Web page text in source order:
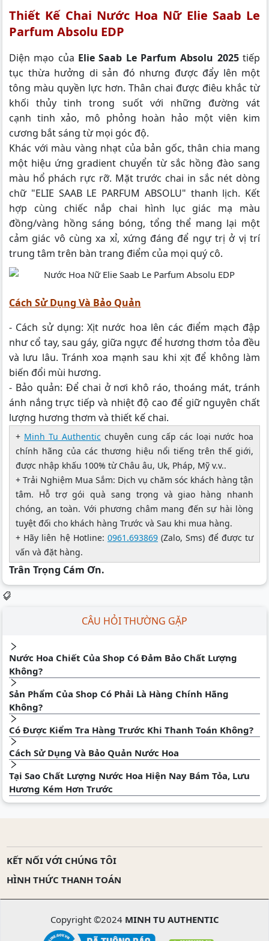
Thiết Kế Chai Nước Hoa Nữ Elie Saab Le
Parfum Absolu EDP
Diện mạo của Elie Saab Le Parfum Absolu 2025tiếp
tục thừa hưởng di sản đó nhưng được đẩy lên một
tông màu quyền lực hơn. Thân chai được điêu khắc từ
khối thủy tinh trong suốt với những đường vát
cạnh tinh xảo, mô phỏng hoàn hảo một viên kim
cương bắt sáng từ mọi góc độ.
Khác với màu vàng nhạt của bản gốc, thân chia mang
một hiệu ứng gradient chuyển từ sắc hồng đào sang
màu hổ phách rực rỡ. Mặt trước chai in sắc nét dòng
chữ "ELIE SAAB LE PARFUM ABSOLU" thanh lịch. Kết
hợp cùng chiếc nắp chai hình lục giác mạ màu
đồng/vàng hồng sáng bóng, tổng thể mang lại một
cảm giác vô cùng xa xỉ, xứng đáng để ngự trị ở vị trí
trung tâm trên bàn trang điểm của mọi quý cô.
Cách Sử Dụng Và Bảo Quản
- Cách sử dụng: Xịt nước hoa lên các điểm mạch đập
như cổ tay, sau gáy, giữa ngực để hương thơm tỏa đều
và lưu lâu. Tránh xoa mạnh sau khi xịt để không làm
biến đổi mùi hương.
- Bảo quản: Để chai ở nơi khô ráo, thoáng mát, tránh
ánh nắng trực tiếp và nhiệt độ cao để giữ nguyên chất
lượng hương thơm và thiết kế chai.
+ Minh Tu Authentic chuyên cung cấp các loại nước hoa
chính hãng của các thương hiệu nổi tiếng trên thế giới,
được nhập khấu 100% từ Châu âu, Uk, Pháp, Mỹ v.v..
+ Trải Nghiệm Mua Sắm: Dịch vụ chăm sóc khách hàng tận
tâm. Hỗ trợ gói quà sang trọng và giao hàng nhanh
chóng, an toàn. Với phương châm mang đến sự hài lòng
tuyệt đối cho khách hàng Trước và Sau khi mua hàng.
+ Hãy liên hệ Hotline: 0961.693869 (Zalo, Sms) để được tư
vấn và đặt hàng.
Trân Trọng Cám Ơn.
CÂU HỎI THƯỜNG GẶP
Nước Hoa Chiết Của Shop Có Đảm Bảo Chất Lượng
Không?
Sản Phẩm Của Shop Có Phải Là Hàng Chính Hãng
Không?
Có Được Kiểm Tra Hàng Trước Khi Thanh Toán Không?
Cách Sử Dụng Và Bảo Quản Nước Hoa
Tại Sao Chất Lượng Nước Hoa Hiện Nay Bám Tỏa, Lưu
Hương Kém Hơn Trước
KẾT NỐI VỚI CHÚNG TÔI
HÌNH THỨC THANH TOÁN
Copyright ©2024 MINH TU AUTHENTIC